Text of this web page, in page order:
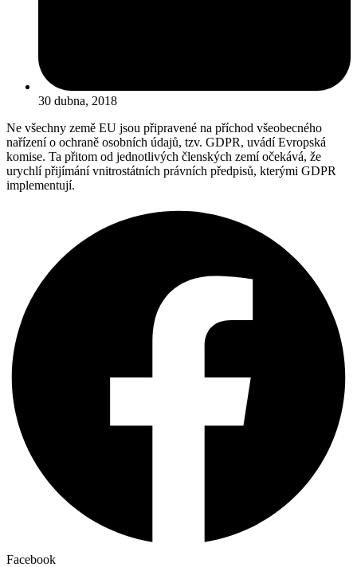
30 dubna, 2018
Ne všechny země EU jsou připravené na příchod všeobecného
nařízení o ochraně osobních údajů, tzv. GDPR, uvádí Evropská
komise. Ta přitom od jednotlivých členských zemí očekává, že
urychlí přijímání vnitrostátních právních předpisů, kterými GDPR
implementují.
Facebook